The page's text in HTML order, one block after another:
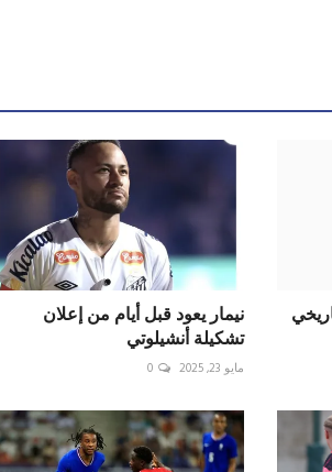
نيمار يعود قبل أيام من إعلان
تشكيلة أنشيلوتي
مايو 23, 2025 0